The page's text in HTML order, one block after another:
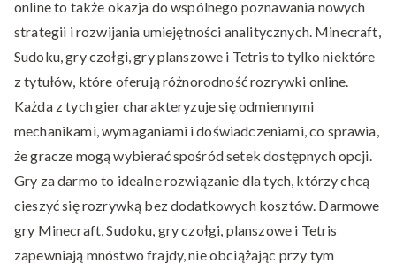
online to także okazja do wspólnego poznawania nowych
strategii i rozwijania umiejętności analitycznych. Minecraft,
Sudoku, gry czołgi, gry planszowe i Tetris to tylko niektóre
z tytułów, które oferują różnorodność rozrywki online.
Każda z tych gier charakteryzuje się odmiennymi
mechanikami, wymaganiami i doświadczeniami, co sprawia,
że gracze mogą wybierać spośród setek dostępnych opcji.
Gry za darmo to idealne rozwiązanie dla tych, którzy chcą
cieszyć się rozrywką bez dodatkowych kosztów. Darmowe
gry Minecraft, Sudoku, gry czołgi, planszowe i Tetris
zapewniają mnóstwo frajdy, nie obciążając przy tym